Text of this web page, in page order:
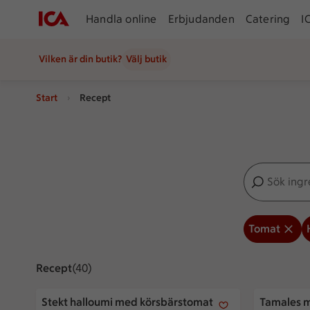
Handla online Erbjudanden Catering
Vilken är din butik? Välj butik
Start Recept
Sök
Inga förslag
Tomat
ReceptVisar 40 stycken
(40)
Stekt halloumi med körsbärstomater
Stekt halloumi med körsbärstomater och olivdressing
Tamales
Tamales